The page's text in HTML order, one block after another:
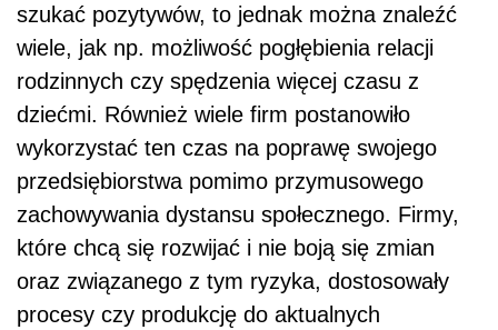
szukać pozytywów, to jednak można znaleźć
wiele, jak np. możliwość pogłębienia relacji
rodzinnych czy spędzenia więcej czasu z
dziećmi. Również wiele firm postanowiło
wykorzystać ten czas na poprawę swojego
przedsiębiorstwa pomimo przymusowego
zachowywania dystansu społecznego. Firmy,
które chcą się rozwijać i nie boją się zmian
oraz związanego z tym ryzyka, dostosowały
procesy czy produkcję do aktualnych